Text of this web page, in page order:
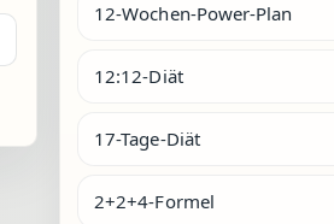
12-Wochen-Power-Plan
12:12-Diät
17-Tage-Diät
2+2+4-Formel